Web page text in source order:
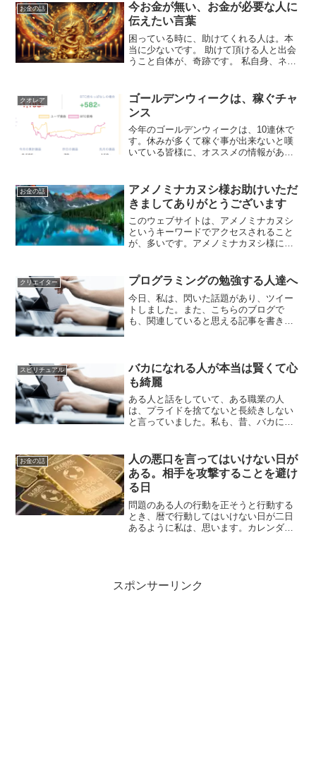
お金の話
今お金が無い、お金が必要な人に
伝えたい言葉
困っている時に、助けてくれる人は。本
当に少ないです。 助けて頂ける人と出会
うこと自体が、奇跡です。 私自身、ネッ
しています。 「 アメノミナカヌシ様お助
けて頂きまして、ありがとうございま
す 」というように、すでに助かった、問
題が解決したと思い、過去形で感謝した
言葉で唱える事が大切です。
クオレア
ゴールデンウィークは、稼ぐチャ
ンス
今年のゴールデンウィークは、10連休で
す。休みが多くて稼ぐ事が出来ないと嘆
いている皆様に、オススメの情報があり
システムの改良が進められて居ます。す
でにビットフライヤ...
お金の話
アメノミナカヌシ様お助けいただ
きましてありがとうございます
このウェブサイトは、アメノミナカヌシ
というキーワードでアクセスされること
が、多いです。アメノミナカヌシ様に助
す。こうして会社に勤めることなく自宅
に居てパソコンを一日使って...
クリエイター プログラミングの勉強する人達へ
今日、私は、閃いた話題があり、ツイー
トしました。また、こちらのブログで
も、関連していると思える記事を書きま
を作って参入するとWBSを...
スピリチュアル
バカになれる人が本当は賢くて心
も綺麗
ある人と話をしていて、ある職業の人
は、プライドを捨てないと長続きしない
と言っていました。私も、昔、バカにな
れる本人は、プライドを意識していない
と思います。本人は、自尊心...
お金の話
人の悪口を言ってはいけない日が
ある。相手を攻撃することを避け
る日
問題のある人の行動を正そうと行動する
とき、暦で行動してはいけない日が二日
あるように私は、思います。カレンダー
スポンサーリンク